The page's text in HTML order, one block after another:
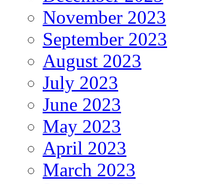
November 2023
September 2023
August 2023
July 2023
June 2023
May 2023
April 2023
March 2023